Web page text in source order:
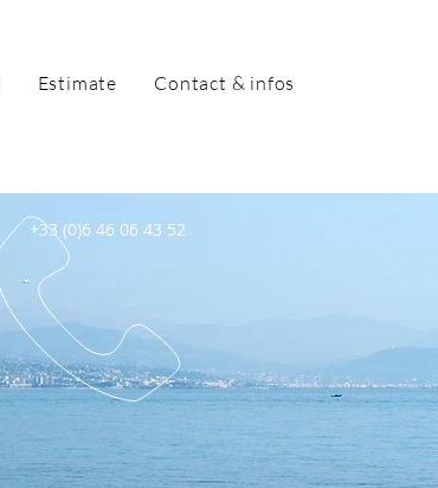
Estimate Contact & infos
+33 (0)6 46 06 43 52